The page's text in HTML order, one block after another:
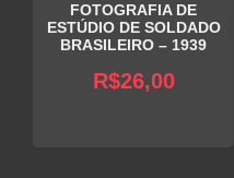
FOTOGRAFIA DE
ESTÚDIO DE SOLDADO
BRASILEIRO – 1939
R$26,00